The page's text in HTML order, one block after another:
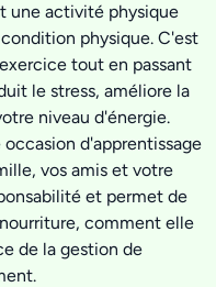
une activité physique
physique. C'est
tout en passant
le stress, améliore la
niveau d'énergie.
d'apprentissage
vos amis et votre
et permet de
comment elle
de la gestion de